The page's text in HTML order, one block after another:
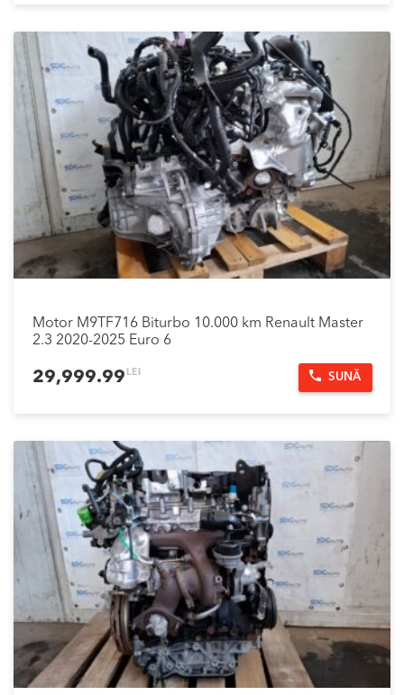
Motor M9TF716 Biturbo 10.000 km Renault Master
2.3 2020-2025 Euro 6
29,999.99 LEI SUNĂ